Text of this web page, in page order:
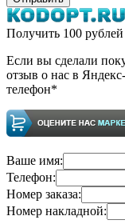
Получить 100
Если вы сделали
отзыв о нас в
телефон*
Ваше имя:
Телефон:
Номер заказа:
Номер накладной: